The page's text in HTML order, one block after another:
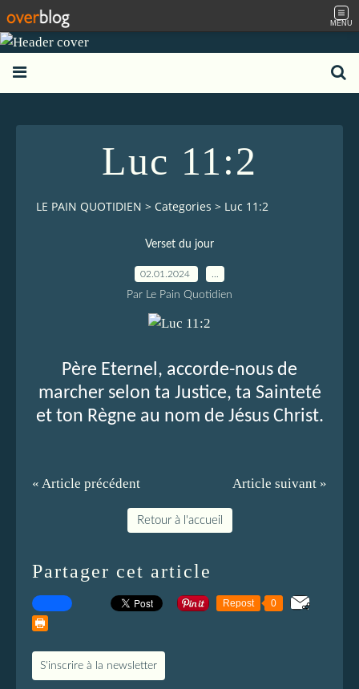
MENU
Luc 11:2
LE PAIN QUOTIDIEN > Categories > Luc 11:2
Verset du jour
02.01.2024
Par Le Pain Quotidien
Père Eternel, accorde-nous de
marcher selon ta Justice, ta Sainteté
et ton Règne au nom de Jésus Christ.
« Article précédent Article suivant »
Retour à l'accueil
Partager cet article
Repost 0
S'inscrire à la newsletter